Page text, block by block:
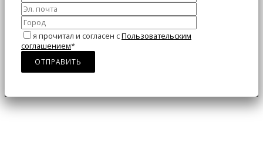
я прочитал и согласен сПользовательским
соглашением*